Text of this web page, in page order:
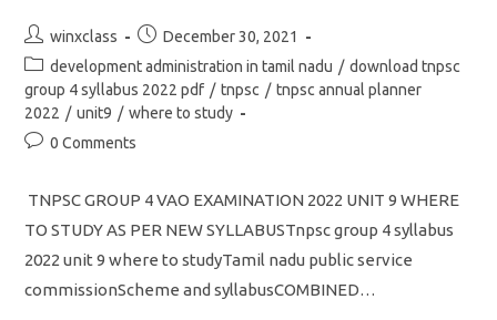
Post
author:
winxclass
Post
published:
December 30, 2021
Post
category:
development administration in tamil nadu / download tnpsc
group 4 syllabus 2022 pdf / tnpsc / tnpsc annual planner
2022 / unit9 / where to study
Post0 Comments
TNPSC GROUP 4 VAO EXAMINATION 2022 UNIT 9 WHERE
TO STUDY AS PER NEW SYLLABUSTnpsc group 4 syllabus
2022 unit 9 where to studyTamil nadu public service
commissionScheme and syllabusCOMBINED…